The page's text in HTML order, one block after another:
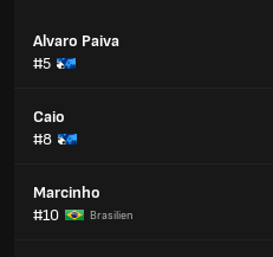
Alvaro Paiva
#5
Caio
#8
Marcinho
#10
Brasilien